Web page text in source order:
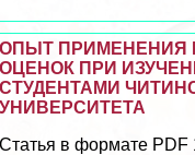
ОПЫТ ПРИМЕНЕНИЯ
ОЦЕНОК ПРИ
СТУДЕНТАМИ
УНИВЕРСИТЕТА
Статья в формате PDF